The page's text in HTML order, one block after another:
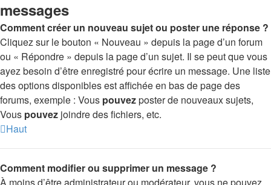
messages
Comment créer un nouveau sujet ou poster une réponse ?
Cliquez sur le bouton « Nouveau » depuis la page d’un forum
ou « Répondre » depuis la page d’un sujet. Il se peut que vous
ayez besoin d’être enregistré pour écrire un message. Une liste
des options disponibles est affichée en bas de page des
forums, exemple : Vous pouvezposter de nouveaux sujets,
Vous pouvez joindre des fichiers, etc.
Haut
Comment modifier ou supprimer un message ?